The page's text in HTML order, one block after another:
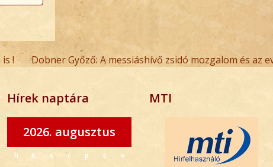
!
next
Dobner Győző: A messiáshívő zsidó mozgalom és az
Hírek naptára
2026. augusztus
h K s c p s
v
MTI